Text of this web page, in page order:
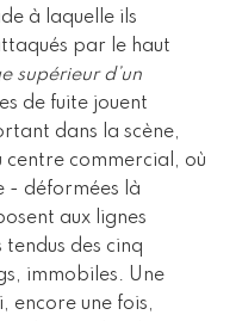
à laquelle ils
par le haut
supérieur d’un
de fuite jouent
dans la scène,
commercial, où
- déformées là
aux lignes
des cinq
immobiles. Une
encore une fois,